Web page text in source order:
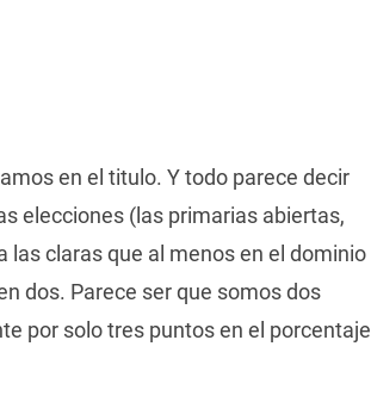
en el titulo. Y todo parece decir
elecciones (las primarias abiertas,
las claras que al menos en el dominio
dos. Parece ser que somos dos
por solo tres puntos en el porcentaje